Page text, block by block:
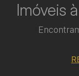
Imóveis